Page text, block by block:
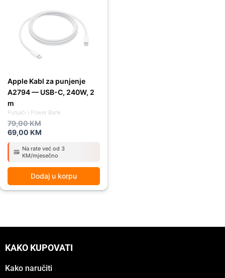
Punjači i Power Bank
Apple Kabl za punjenje
A2794 — USB-C, 240W, 2
m
79,00KM
79,00 KM.
69,00 KM
69,00 KM.
Na rate već od 3
KM/mjesečno
Dodaj u korpu
KAKO KUPOVATI
Kako naručiti